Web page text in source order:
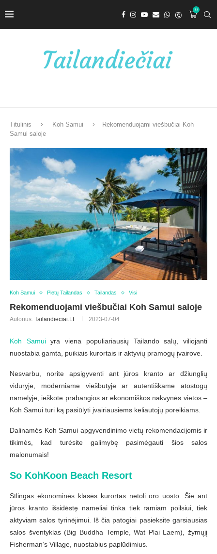
0
Titulinis Koh Samui
Rekomenduojami viešbučiai Koh
Samui saloje
Koh Samui Pietų Tailandas Tailandas Visi
Rekomenduojami viešbučiai Koh Samui saloje
Autorius: Tailandieciai.lt 2023-07-04
Koh Samuiyra viena populiariausių Tailando salų, viliojanti
nuostabia gamta, puikiais kurortais ir aktyvių pramogų įvairove.
Nesvarbu, norite apsigyventi ant jūros kranto ar džiunglių
viduryje, moderniame viešbutyje ar autentiškame atostogų
namelyje, ieškote prabangios ar ekonomiškos nakvynės vietos –
Koh Samui turi ką pasiūlyti įvairiausiems keliautojų poreikiams.
Dalinamės Koh Samui apgyvendinimo vietų rekomendacijomis ir
tikimės, kad turėsite galimybę pasimėgauti šios salos
malonumais!
So KohKoon Beach Resort
Stlingas ekonominės klasės kurortas netoli oro uosto. Šie ant
jūros kranto išsidėstę nameliai tinka tiek ramiam poilsiui, tiek
aktyviam salos tyrinėjimui. Iš čia patogiai pasieksite garsiausias
salos šventyklas (Big Buddha Temple, Wat Plai Laem), žymųjį
Fisherman’s Village, nuostabius paplūdimius.